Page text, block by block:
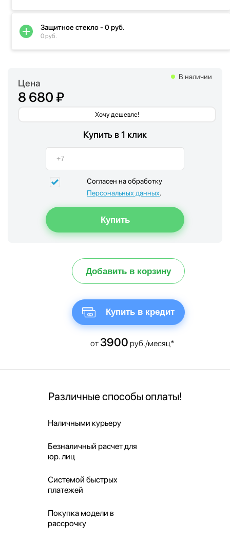
Цена
8 680 ₽
Хочу дешевле!
В наличии
Купить в 1 клик
Согласен на обработку
Персональных данных.
Добавить в корзину
Купить в кредит
от 3900 руб./месяц*
Защитное стекло - 0 руб.
0 руб.
Различные способы оплаты!
Наличными курьеру
Безналичный расчет для
юр. лиц
Системой быстрых
платежей
Покупка модели в
рассрочку